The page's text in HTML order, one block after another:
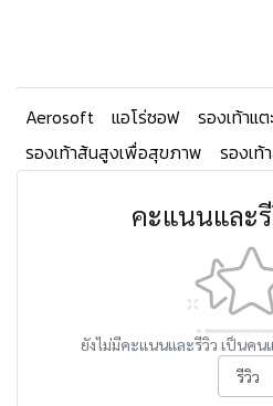
Aerosoft แอโร่ซอฟ
รองเท้าแ
รองเท้าส้นสูงเพื่อสุขภาพ
รองเท้
คะแนนและ
ยังไม่มีคะแนนและรีวิว เป็นค
รีวิว